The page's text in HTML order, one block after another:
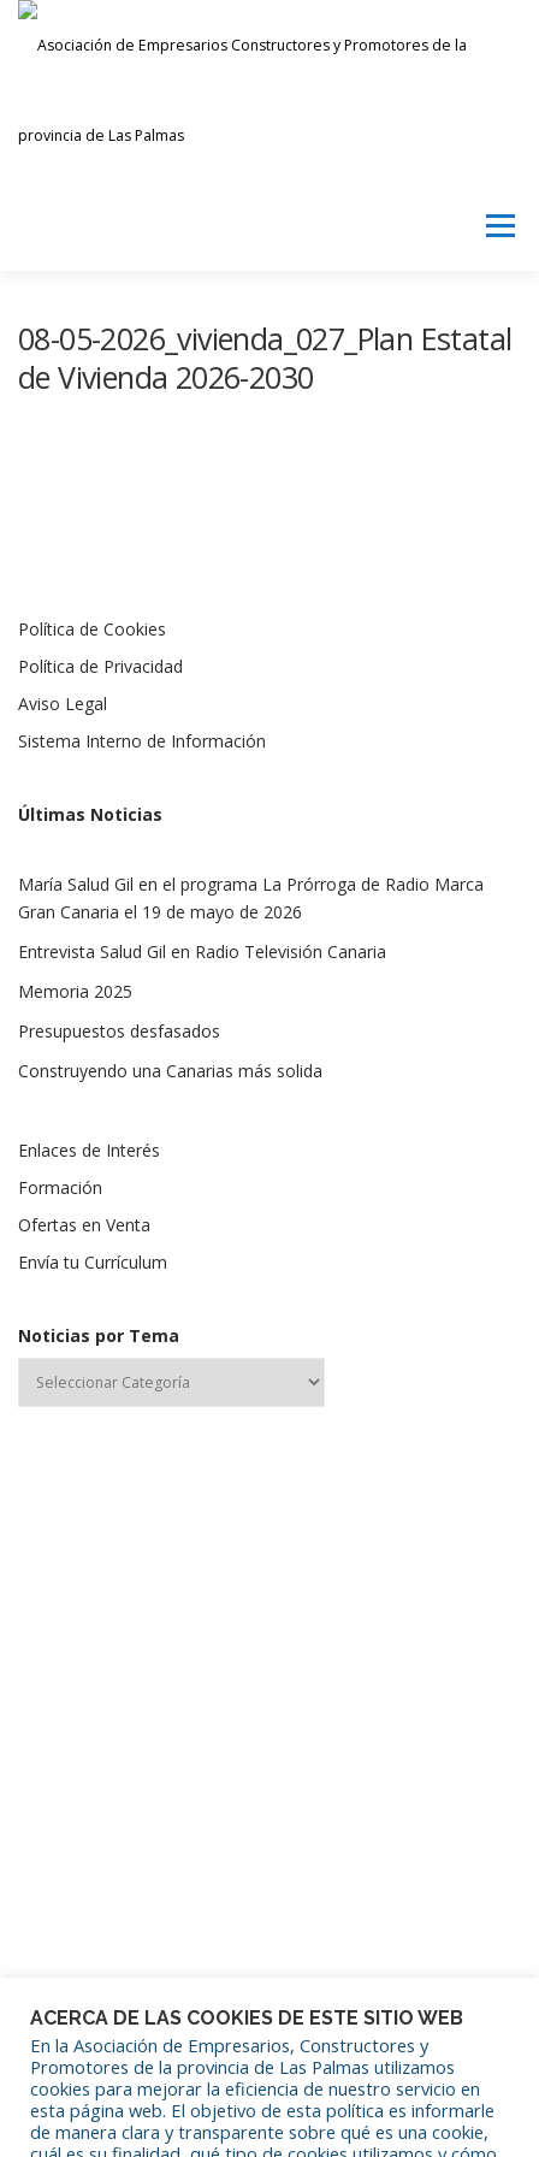
Saltar
Menú
08-05-2026_vivienda_027_Plan Estatal
de Vivienda 2026-2030
Política de Cookies
Política de Privacidad
Aviso Legal
Sistema Interno de Información
Últimas Noticias
María Salud Gil en el programa La Prórroga de Radio Marca
Gran Canaria el 19 de mayo de 2026
Entrevista Salud Gil en Radio Televisión Canaria
Memoria 2025
Presupuestos desfasados
Construyendo una Canarias más solida
Enlaces de Interés
Formación
Ofertas en Venta
Envía tu Currículum
Noticias por Tema
SÍGUENOS EN REDES SOCIALES
ACERCA DE LAS COOKIES DE ESTE SITIO WEB
En la Asociación de Empresarios, Constructores y
Promotores de la provincia de Las Palmas utilizamos
cookies para mejorar la eficiencia de nuestro servicio en
esta página web. El objetivo de esta política es informarle
de manera clara y transparente sobre qué es una cookie,